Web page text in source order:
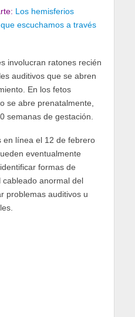
Los hemisferios
escuchamos a través
involucran ratones recién
auditivos que se abren
En los fetos
se abre prenatalmente,
semanas de gestación.
en línea el 12 de febrero
eventualmente
formas de
anormal del
problemas auditivos u